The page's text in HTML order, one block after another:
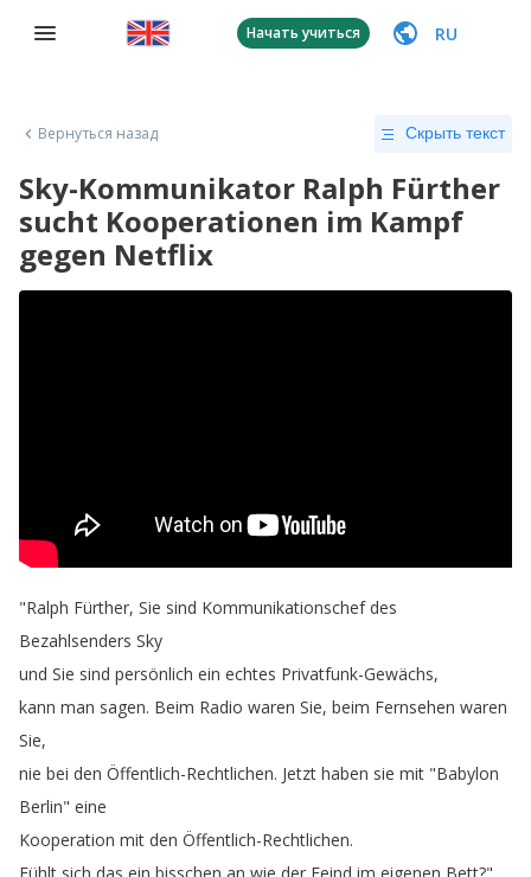
Начать учиться RU
Вернуться назад Скрыть текст
Sky-Kommunikator Ralph Fürther
sucht Kooperationen im Kampf
gegen Netflix
"Ralph Fürther, Sie sind Kommunikationschef des
Bezahlsenders Sky
und Sie sind persönlich ein echtes Privatfunk-Gewächs,
kann man sagen. Beim Radio waren Sie, beim Fernsehen waren
Sie,
nie bei den Öffentlich-Rechtlichen. Jetzt haben sie mit "Babylon
Berlin" eine
Kooperation mit den Öffentlich-Rechtlichen.